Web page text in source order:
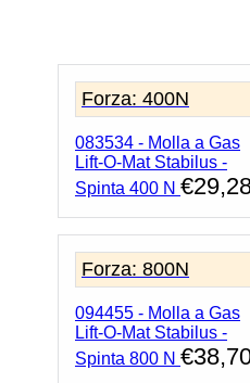
Forza: 400N
083534 - Molla a Gas
Lift-O-Mat Stabilus -
Spinta 400 N €
Forza: 800N
094455 - Molla a Gas
Lift-O-Mat Stabilus -
Spinta 800 N €